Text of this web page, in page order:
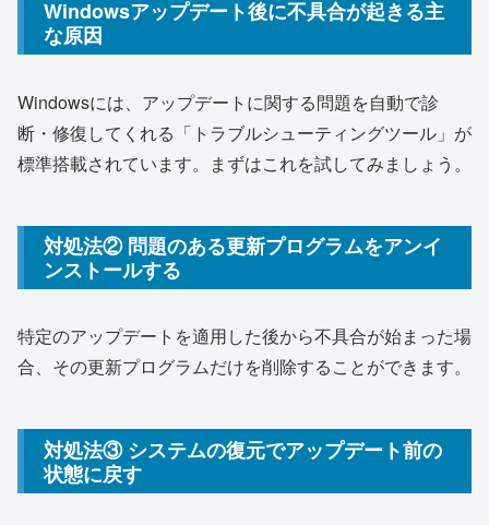
Windowsアップデート後に不具合が起きる主
な原因
Windowsには、アップデートに関する問題を自動で診
断・修復してくれる「トラブルシューティングツール」が
標準搭載されています。まずはこれを試してみましょう。
対処法② 問題のある更新プログラムをアンイ
ンストールする
特定のアップデートを適用した後から不具合が始まった場
合、その更新プログラムだけを削除することができます。
対処法③ システムの復元でアップデート前の
状態に戻す